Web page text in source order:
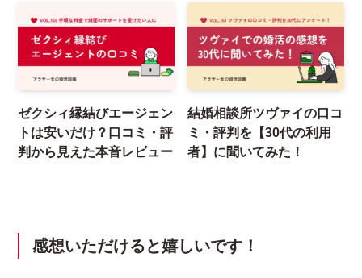
ゼクシィ縁結びエージェン
トは安いだけ？口コミ・評
判から見えた本音レビュー
結婚相談所ツヴァイの口コ
ミ・評判を【30代の利用
者】に聞いてみた！
感想いただけると嬉しいです！